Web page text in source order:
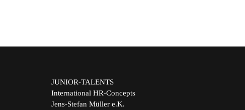
JUNIOR-TALENTS
International HR-Concepts
Jens-Stefan Müller e.K.